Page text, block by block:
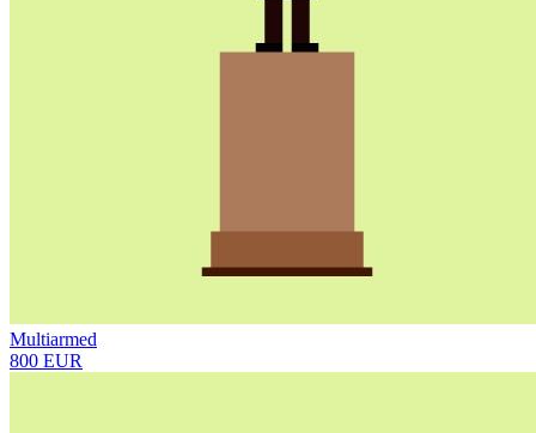
Multiarmed
800 EUR